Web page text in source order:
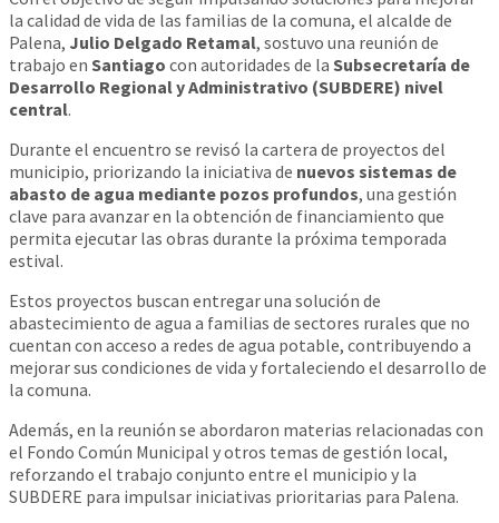
la calidad de vida de las familias de la comuna, el alcalde de
Palena, Julio Delgado Retamal, sostuvo una reunión de
trabajo en Santiago con autoridades de la Subsecretaría de
Desarrollo Regional y Administrativo (SUBDERE) nivel
central.
Durante el encuentro se revisó la cartera de proyectos del
municipio, priorizando la iniciativa de nuevos sistemas de
abasto de agua mediante pozos profundos, una gestión
clave para avanzar en la obtención de financiamiento que
permita ejecutar las obras durante la próxima temporada
estival.
Estos proyectos buscan entregar una solución de
abastecimiento de agua a familias de sectores rurales que no
cuentan con acceso a redes de agua potable, contribuyendo a
mejorar sus condiciones de vida y fortaleciendo el desarrollo de
la comuna.
Además, en la reunión se abordaron materias relacionadas con
el Fondo Común Municipal y otros temas de gestión local,
reforzando el trabajo conjunto entre el municipio y la
SUBDERE para impulsar iniciativas prioritarias para Palena.